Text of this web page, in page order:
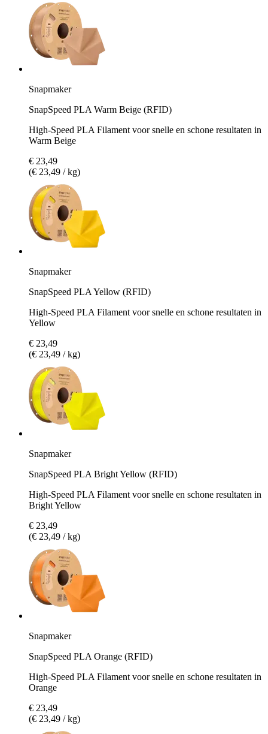
Snapmaker
SnapSpeed PLA Warm Beige (RFID)
High-Speed PLA Filament voor snelle en schone resultaten in
Warm Beige
€ 23,49
(€ 23,49 / kg)
Snapmaker
SnapSpeed PLA Yellow (RFID)
High-Speed PLA Filament voor snelle en schone resultaten in
Yellow
€ 23,49
(€ 23,49 / kg)
Snapmaker
SnapSpeed PLA Bright Yellow (RFID)
High-Speed PLA Filament voor snelle en schone resultaten in
Bright Yellow
€ 23,49
(€ 23,49 / kg)
Snapmaker
SnapSpeed PLA Orange (RFID)
High-Speed PLA Filament voor snelle en schone resultaten in
Orange
€ 23,49
(€ 23,49 / kg)